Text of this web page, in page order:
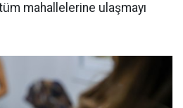
mahallelerine ulaşmayı